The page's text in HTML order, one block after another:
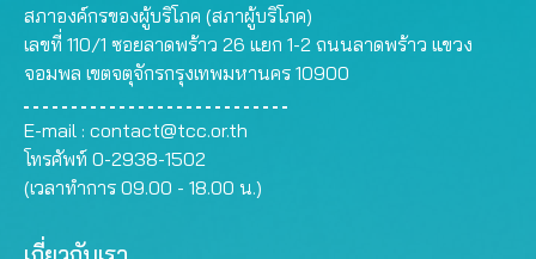
สภาองค์กรของผู้บริโภค (สภาผู้บริโภค)
เลขที่ 110/1 ซอยลาดพร้าว 26 แยก 1-2 ถนนลาดพร้าว แขวง
จอมพล เขตจตุจักรกรุงเทพมหานคร 10900
E-mail : contact@tcc.or.th
โทรศัพท์ 0-2938-1502
(เวลาทำการ 09.00 - 18.00 น.)